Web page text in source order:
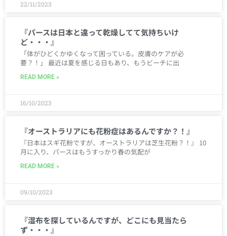
22/11/2023
『パースは日本と違って乾燥してて気持ちいけ
ど・・・』
「体がひどくかゆくなって困っている。皮膚のケアが必
要？！」 最近は夏を感じる日もあり、もうビーチに出
READ MORE »
16/10/2023
『オーストラリアにも花粉症はあるんですか？！』
『日本はスギ花粉ですが、オーストラリアは芝生花粉？！』 10
月に入り、パースはもうすっかり春の気配が
READ MORE »
09/10/2023
『湿布を探しているんですが、どこにも見当たら
ず・・・』